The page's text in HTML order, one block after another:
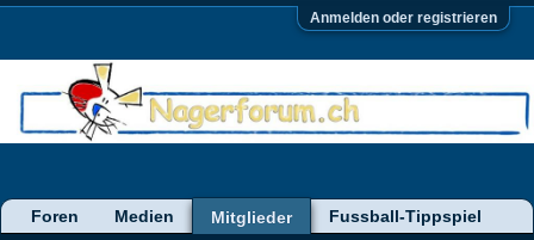
Anmelden oder registrieren
Foren Medien
Mitglieder
Fussball-Tippspiel